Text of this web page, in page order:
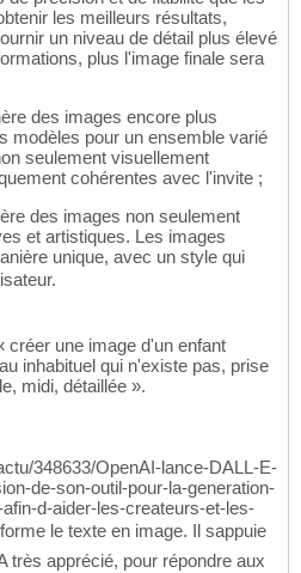
les meilleurs résultats,
un niveau de détail plus élevé
plus l'image finale sera
des images encore plus
modèles pour un ensemble varié
seulement visuellement
cohérentes avec l'invite ;
des images non seulement
et artistiques. Les images
unique, avec un style qui
créer une image d'un enfant
inhabituel qui n'existe pas, prise
midi, détaillée ».
348633/OpenAI-lance-DALL-E-
de-son-outil-pour-la-generation-
d-aider-les-createurs-et-les-
le texte en image. Il sappuie
très apprécié, pour répondre aux